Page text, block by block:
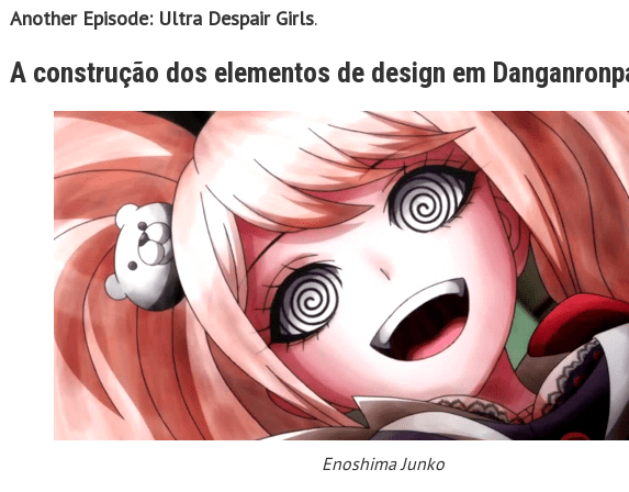
Another Episode: Ultra Despair Girls.
A construção dos elementos de design em
Enoshima Junko